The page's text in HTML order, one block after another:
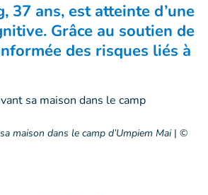
37 ans, est atteinte d’une
Grâce au soutien de
des risques liés à
maison dans le camp d’Umpiem Mai| ©